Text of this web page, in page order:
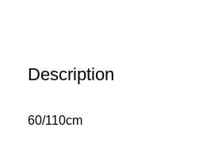
Description
60/110cm